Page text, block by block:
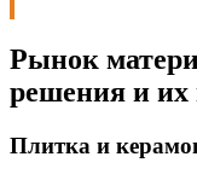
Рынок
решения и их
Плитка и